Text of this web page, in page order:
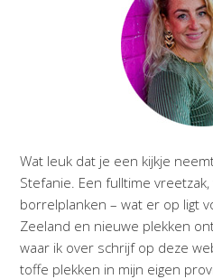
Wat leuk dat je een kijkje
Stefanie. Een fulltime
borrelplanken – wat er op ligt
Zeeland en nieuwe plekken
waar ik over schrijf op deze
toffe plekken in mijn eigen